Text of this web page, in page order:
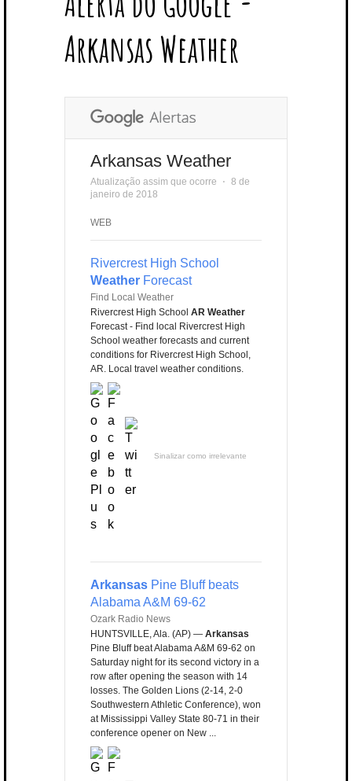
E
R
B
O
O
K
L
E
P
L
U
E
R
S
E
D
I
N
A
G
R
A
U
B
E
U
Arkansas Weather
Arkansas Weather
Atualização assim que ocorre ⋅ 8 de
janeiro de 2018
WEB
Rivercrest High School
Weather Forecast
Find Local Weather
Rivercrest High School AR Weather
Forecast - Find local Rivercrest High
School weather forecasts and current
conditions for Rivercrest High School,
AR. Local travel weather conditions.
Sinalizar como irrelevante
Arkansas Pine Bluff beats
Alabama A&M 69-62
Ozark Radio News
HUNTSVILLE, Ala. (AP) — Arkansas
Pine Bluff beat Alabama A&M 69-62 on
Saturday night for its second victory in a
row after opening the season with 14
losses. The Golden Lions (2-14, 2-0
Southwestern Athletic Conference), won
at Mississippi Valley State 80-71 in their
conference opener on New ...